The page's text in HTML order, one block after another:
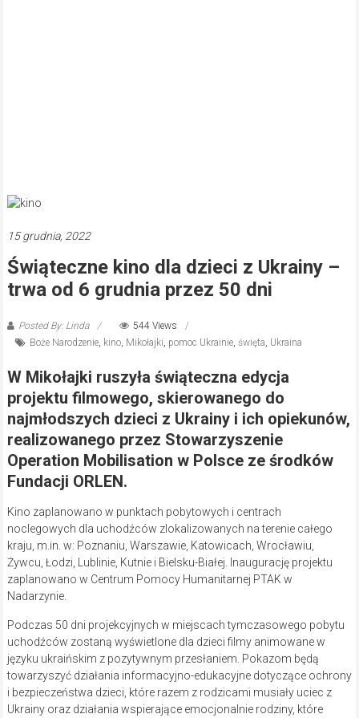
15 grudnia, 2022
Świąteczne kino dla dzieci z Ukrainy –
trwa od 6 grudnia przez 50 dni
Posted By: Linda
544 Views
Boże Narodzenie, kino, Mikołajki, pomoc Ukrainie, święta, Ukraina
W Mikołajki ruszyła świąteczna edycja
projektu filmowego, skierowanego do
najmłodszych dzieci z Ukrainy i ich opiekunów,
realizowanego przez Stowarzyszenie
Operation Mobilisation w Polsce ze środków
Fundacji ORLEN.
Kino zaplanowano w punktach pobytowych i centrach
noclegowych dla uchodźców zlokalizowanych na terenie całego
kraju, m.in. w: Poznaniu, Warszawie, Katowicach, Wrocławiu,
Żywcu, Łodzi, Lublinie, Kutnie i Bielsku-Białej. Inaugurację projektu
zaplanowano w Centrum Pomocy Humanitarnej PTAK w
Nadarzynie.
Podczas 50 dni projekcyjnych w miejscach tymczasowego pobytu
uchodźców zostaną wyświetlone dla dzieci filmy animowane w
języku ukraińskim z pozytywnym przesłaniem. Pokazom będą
towarzyszyć działania informacyjno-edukacyjne dotyczące ochrony
i bezpieczeństwa dzieci, które razem z rodzicami musiały uciec z
Ukrainy oraz działania wspierające emocjonalnie rodziny, które